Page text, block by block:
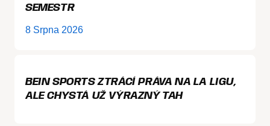
SEMESTR
8 Srpna 2026
BEIN SPORTS ZTRÁCÍ PRÁVA NA LA LIGU,
ALE CHYSTÁ UŽ VÝRAZNÝ TAH